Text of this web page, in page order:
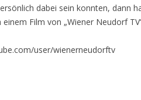
dabei sein konnten, dann
Film von „Wiener Neudorf
user/wienerneudorftv